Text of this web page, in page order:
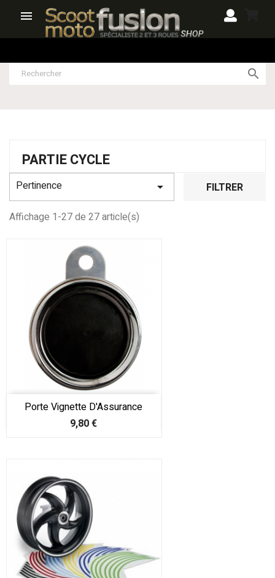


PARTIE CYCLE
Pertinence  FILTRER
Affichage 1-27 de 27 article(s)
Porte Vignette D'Assurance
Prix
9,80 €